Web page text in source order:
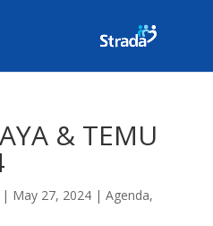
& TEMU
| May 27, 2024| Agenda,